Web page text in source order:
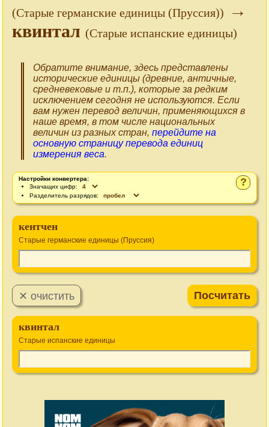
(Старые германские единицы (Пруссия))
→
квинтал (Старые испанские единицы)
Обратите внимание, здесь представлены
исторические единицы (древние, античные,
средневековые и т.п.), которые за редким
исключением сегодня не используются. Если
вам нужен перевод величин, применяющихся в
наше время, в том числе национальных
величин из разных стран, перейдите на
основную страницу перевода единиц
измерения веса.
?
Настройки конвертера:
Значащих цифр:
Разделитель разрядов:
кентчен
Старые германские единицы (Пруссия)
квинтал
Старые испанские единицы